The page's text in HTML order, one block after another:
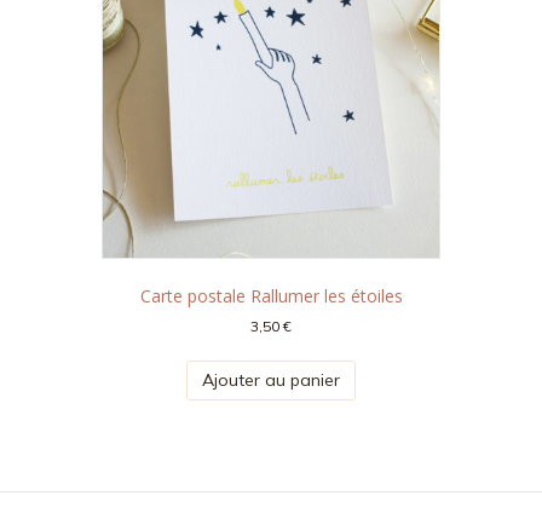
Carte postale Rallumer les étoiles
3,50€
Ajouter au panier